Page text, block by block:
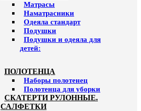
Матрасы
Наматрасники
Одеяла стандарт
Подушки
Подушки и одеяла для
детей:
ПОЛОТЕНЦА
Наборы полотенец
Полотенца для уборки
СКАТЕРТИ РУЛОННЫЕ.
САЛФЕТКИ